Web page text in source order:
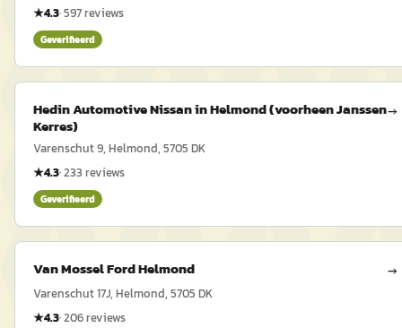
★4.3·597reviews
Geverifieerd
Hedin Automotive Nissan in Helmond (voorheen Janssen
Kerres)
→
Varenschut 9, Helmond, 5705 DK
★4.3·233 reviews
Geverifieerd
Van Mossel Ford Helmond →
Varenschut 17J, Helmond, 5705 DK
★4.3·206reviews